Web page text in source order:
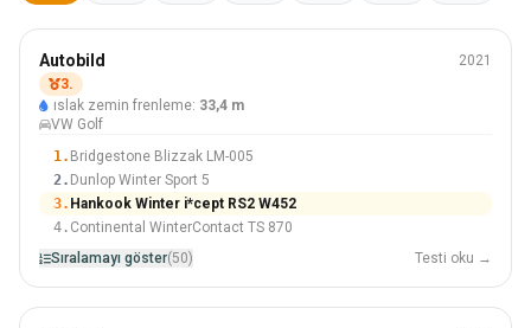
205/55 R16
#3 Içinden 50 Lastikler
Autobild
2021
3.
ıslak zemin frenleme: 33,4 m
VW Golf
1. Bridgestone Blizzak LM-005
2. Dunlop Winter Sport 5
3. Hankook Winter i*cept RS2 W452
4. Continental WinterContact TS 870
Sıralamayı göster(50) Testi oku →